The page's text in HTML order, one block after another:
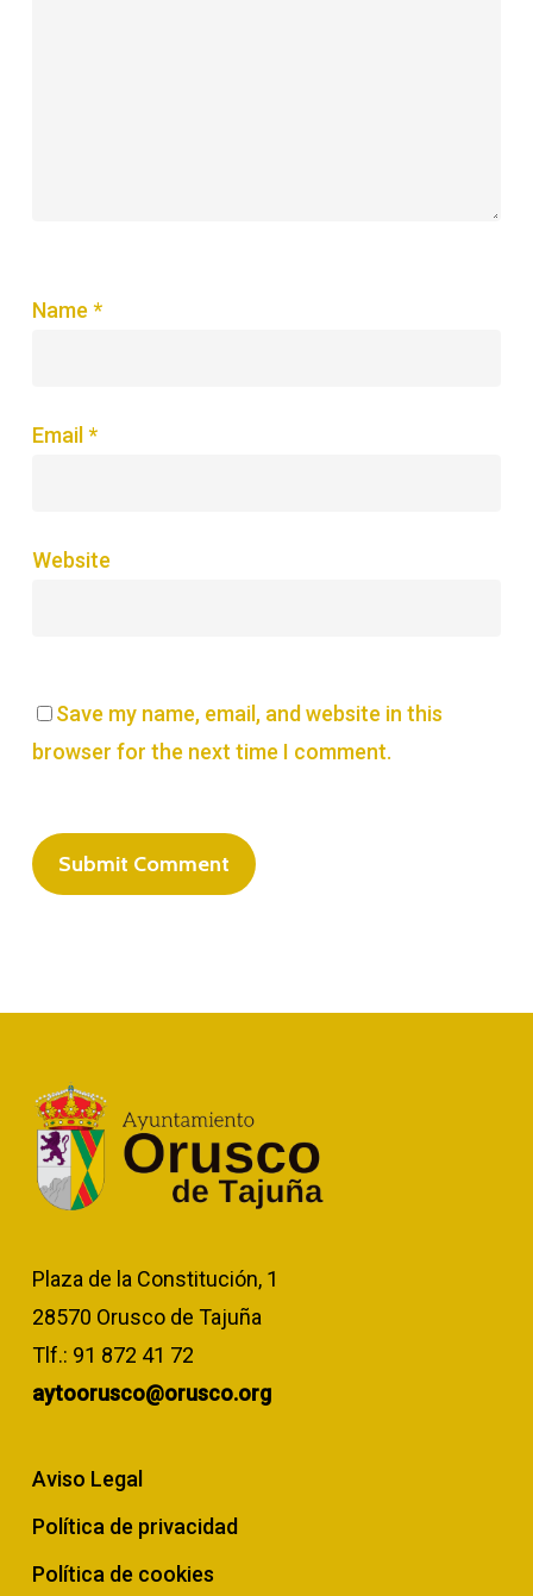
Name *
Email *
Website
Save my name, email, and website in this
browser for the next time I comment.
Plaza de la Constitución, 1
28570 Orusco de Tajuña
Tlf.: 91 872 41 72
aytoorusco@orusco.org
Aviso Legal
Política de privacidad
Política de cookies